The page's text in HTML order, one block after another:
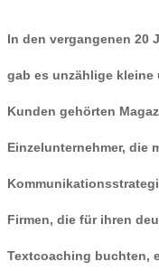
In den vergangenen 20
gab es unzählige kleine
Kunden gehörten
Einzelunternehmer, die
Firmen, die für ihren
Textcoaching buchten,